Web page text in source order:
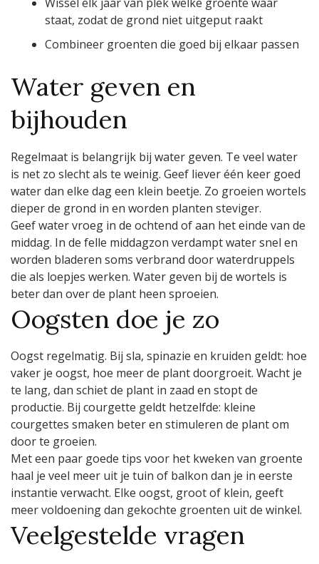
staat, zodat de grond niet uitgeput raakt
Combineer groenten die goed bij elkaar passen
Water geven en
bijhouden
Regelmaat is belangrijk bij water geven. Te veel water
is net zo slecht als te weinig. Geef liever één keer goed
water dan elke dag een klein beetje. Zo groeien wortels
dieper de grond in en worden planten steviger.
Geef water vroeg in de ochtend of aan het einde van de
middag. In de felle middagzon verdampt water snel en
worden bladeren soms verbrand door waterdruppels
die als loepjes werken. Water geven bij de wortels is
beter dan over de plant heen sproeien.
Oogsten doe je zo
Oogst regelmatig. Bij sla, spinazie en kruiden geldt: hoe
vaker je oogst, hoe meer de plant doorgroeit. Wacht je
te lang, dan schiet de plant in zaad en stopt de
productie. Bij courgette geldt hetzelfde: kleine
courgettes smaken beter en stimuleren de plant om
door te groeien.
Met een paar goede tips voor het kweken van groente
haal je veel meer uit je tuin of balkon dan je in eerste
instantie verwacht. Elke oogst, groot of klein, geeft
meer voldoening dan gekochte groenten uit de winkel.
Veelgestelde vragen